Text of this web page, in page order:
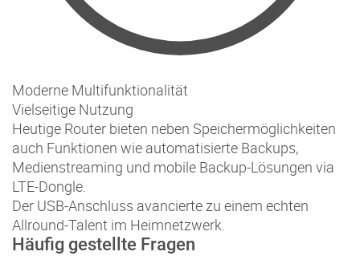
Moderne Multifunktionalität
Vielseitige Nutzung
Heutige Router bieten neben Speichermöglichkeiten
auch Funktionen wie automatisierte Backups,
Medienstreaming und mobile Backup-Lösungen via
LTE-Dongle.
Der USB-Anschluss avancierte zu einem echten
Allround-Talent im Heimnetzwerk.
Häufig gestellte Fragen